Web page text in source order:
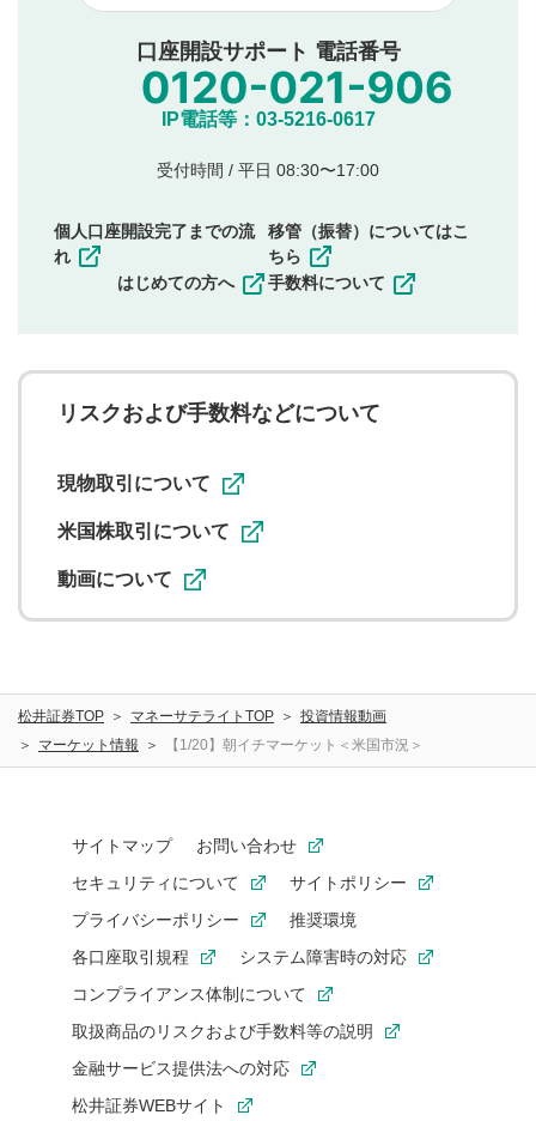
他者への誹謗中傷や差別的表現投稿
公序良俗に反する内容の投稿
氏名、住所、電話番号など個人を特定できる情報の
他のサイトへの誘導や営利目的、広告・宣伝を目
他者の権利（商標、著作権、その他の知的財産
その他当社が不適切と判断した投稿
一度投稿した評価およびコメントの変更・削除はできま
ことを承諾したものとします。また、利用者は、コメント
に関する著作者人格権を行使しないことに同意します。利
用者が投稿したコメントは、当社サービスの広告・宣伝、
ることがあります。
口座開設サポート 電話番号
IP電話等：03-5216-0617
受付時間 / 平日 08:30〜17:00
個人口座開設完了までの流
れ
はじめての方へ
移管（振替）についてはこ
ちら
手数料について
リスクおよび手数料などについて
現物取引について
米国株取引について
動画について
松井証券TOP マネーサテライトTOP
投資情報動画
マーケット情報
【1/20】朝イチマーケット＜米国市況＞
サイトマップ
お問い合わせ
セキュリティについて
サイトポリシー
プライバシーポリシー
推奨環境
各口座取引規程
システム障害時の対応
コンプライアンス体制について
取扱商品のリスクおよび手数料等の説明
金融サービス提供法への対応
松井証券WEBサイト